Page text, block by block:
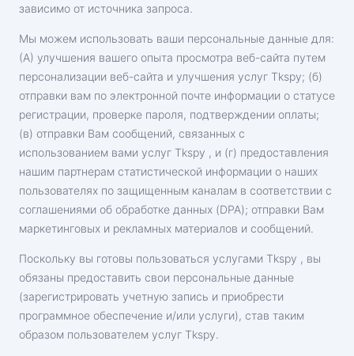
зависимо от источника запроса.
Мы можем использовать ваши персональные данные для:
(А) улучшения вашего опыта просмотра веб-сайта путем
персонализации веб-сайта и улучшения услуг Tkspy; (б)
отправки вам по электронной почте информации о статусе
регистрации, проверке пароля, подтверждении оплаты;
(в) отправки Вам сообщений, связанных с
использованием вами услуг Tkspy , и (г) предоставления
нашим партнерам статистической информации о наших
пользователях по защищенным каналам в соответствии с
соглашениями об обработке данных (DPA); отправки Вам
маркетинговых и рекламных материалов и сообщений.
Поскольку вы готовы пользоваться услугами Tkspy , вы
обязаны предоставить свои персональные данные
(зарегистрировать учетную запись и приобрести
программное обеспечение и/или услуги), став таким
образом пользователем услуг Tkspy.